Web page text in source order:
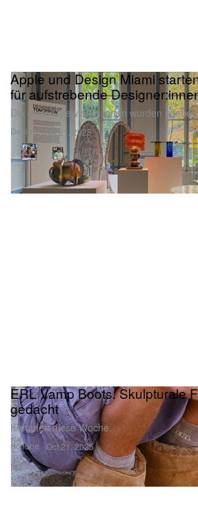
Design
Apple und Design Miami
für aufstrebende
Die ersten Gewinner:innen wurden
Oct 21, 2025
Schuhe
ERL Vamp Boots: Skulpturale
gedacht
Kommen diese Woche.
Oct 21, 2025